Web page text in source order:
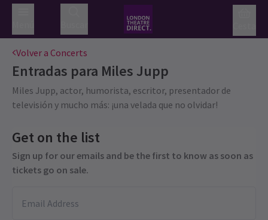
Volver a Concerts
Entradas para Miles Jupp
Miles Jupp, actor, humorista, escritor, presentador de
televisión y mucho más: ¡una velada que no olvidar!
Get on the list
Sign up for our emails and be the first to know as soon as
tickets go on sale.